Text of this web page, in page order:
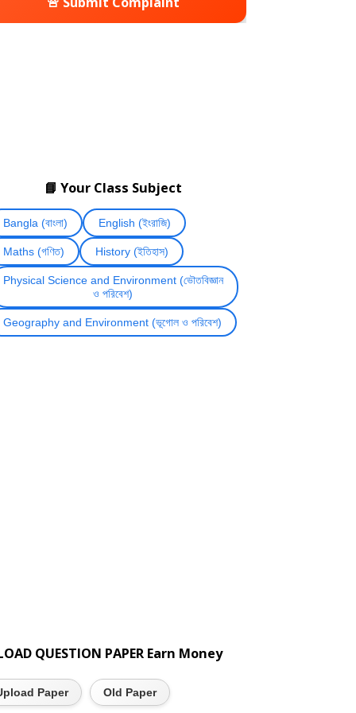
📘 Your Class Subject
Bangla (বাংলা) English (ইংরাজি)
Maths (গণিত) History (ইতিহাস)
Physical Science and Environment (ভৌতবিজ্ঞান
ও পরিবেশ)
Geography and Environment (ভূগোল ও পরিবেশ)
QUESTION PAPER Earn Money
Paper Old Paper